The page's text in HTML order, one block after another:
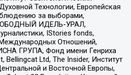
Технологии, Европейская
за выборами,
ИДЕЛЬ-УРАЛ,
IStories fonds,
Отношений,
ГРУПА, Фонд имени Генриха
Bellingcat Ltd, The Insider, Институт
и Восточной Европы,